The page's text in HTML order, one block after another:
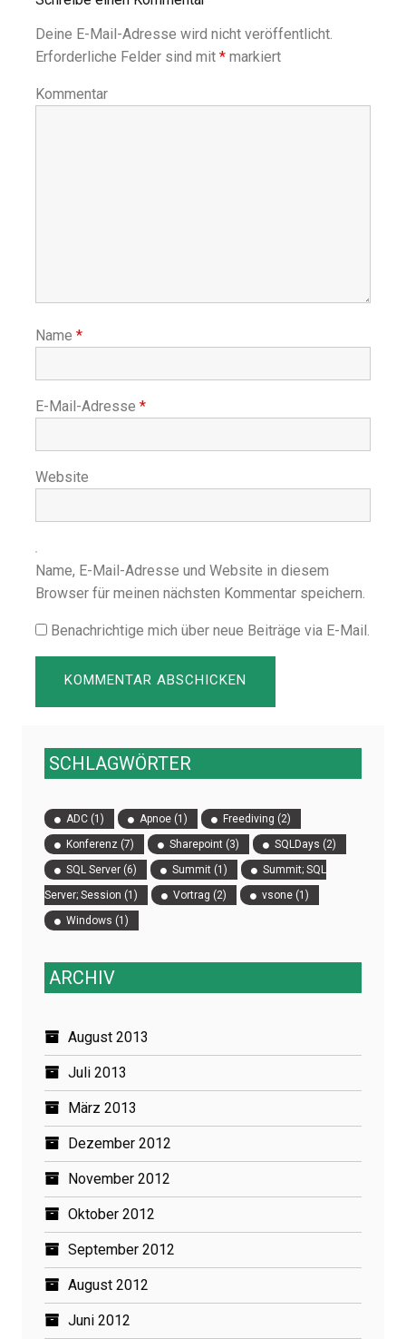
Deine E-Mail-Adresse wird nicht veröffentlicht.
Erforderliche Felder sind mit * markiert
Kommentar
Name *
E-Mail-Adresse *
Website
Name, E-Mail-Adresse und Website in diesem
Browser für meinen nächsten Kommentar speichern.
Benachrichtige mich über neue Beiträge via E-Mail.
SCHLAGWÖRTER
ADC (1) Apnoe (1) Freediving (2)
Konferenz (7) Sharepoint (3) SQLDays (2)
SQL Server (6) Summit (1)
Summit; SQL
Server; Session (1) Vortrag (2) vsone (1)
Windows (1)
ARCHIV
August 2013
Juli 2013
März 2013
Dezember 2012
November 2012
Oktober 2012
September 2012
August 2012
Juni 2012